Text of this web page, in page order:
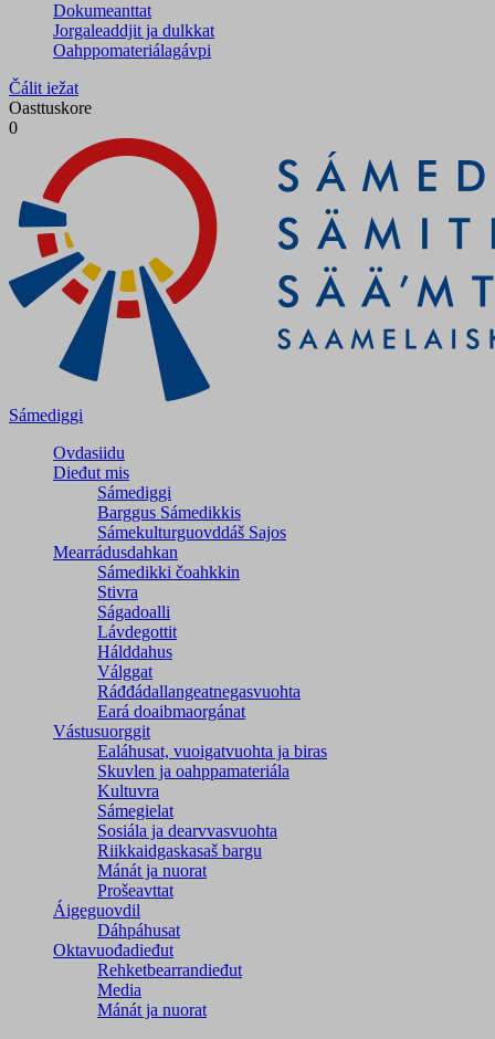
Dokumeanttat
Jorgaleaddjit ja dulkkat
Oahppomateriálagávpi
Čálit iežat
Oasttuskore
0
Sámediggi
Ovdasiidu
Dieđut mis
Sámediggi
Barggus Sámedikkis
Sámekulturguovddáš Sajos
Mearrádusdahkan
Sámedikki čoahkkin
Stivra
Ságadoalli
Lávdegottit
Hálddahus
Válggat
Ráđđádallangeatnegas­vuohta
Eará doaibmaorgánat
Vástusuorggit
Ealáhusat, vuoigatvuohta ja biras
Skuvlen ja oahppamateriála
Kultuvra
Sámegielat
Sosiála ja dearvvasvuohta
Riikkaidgaskasaš bargu
Mánát ja nuorat
Prošeavttat
Áigeguovdil
Dáhpáhusat
Oktavuođadieđut
Rehketbearrandieđut
Media
Mánát ja nuorat